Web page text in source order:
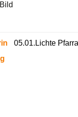
Bild
05.01.Lichte